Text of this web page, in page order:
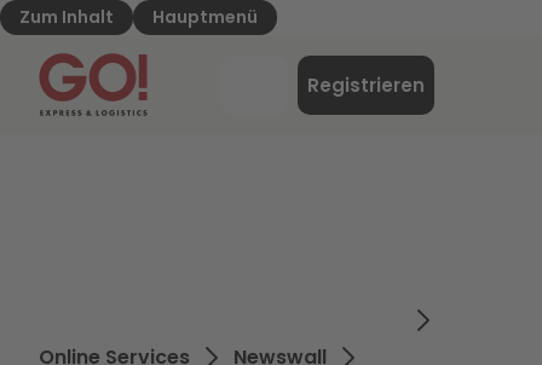
Zum Inhalt Hauptmenü
GO! Express & Logistics - Zur Starteite
Registrieren
Online Services
Newswall